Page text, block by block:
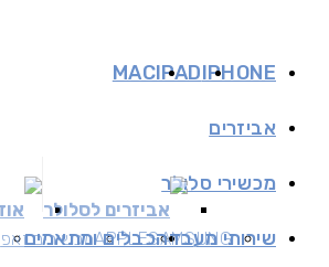
IPHONE
IPAD
MAC
אביזרים
אביזרים לסלולר
מכשירי סלולר
SAMSUNG
APPLEמכשירים זאפ שירותי מעבדהכבלים ומתאמים